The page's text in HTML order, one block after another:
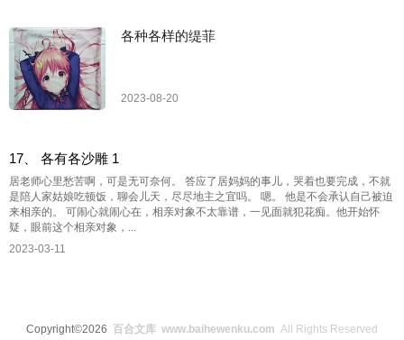
各种各样的缇菲
2023-08-20
17、 各有各沙雕 1
居老师心里愁苦啊，可是无可奈何。 答应了居妈妈的事儿，哭着也要完成，不就
是陪人家姑娘吃顿饭，聊会儿天，尽尽地主之宜吗。 嗯。 他是不会承认自己被迫
来相亲的。 可闹心就闹心在，相亲对象不太靠谱，一见面就犯花痴。他开始怀
疑，眼前这个相亲对象，...
2023-03-11
Copyright©2026 百合文库 www.baihewenku.com All Rights Reserved